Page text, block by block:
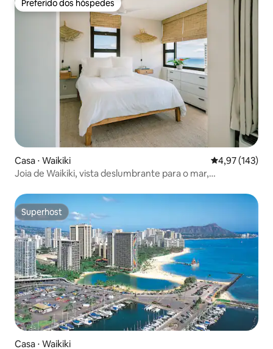
Preferido dos hóspedes
Preferido dos hóspedes
Casa ⋅ Waikiki 4,97 de uma
4,97 (143)
Joia de Waikiki, vista deslumbrante para o mar,
Superhost
Superhost
Casa ⋅ Waikiki